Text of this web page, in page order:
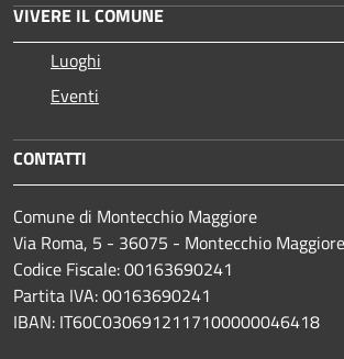
VIVERE IL COMUNE
Luoghi
Eventi
CONTATTI
Comune di Montecchio Maggiore
Via Roma, 5 - 36075 - Montecchio Maggiore
Codice Fiscale: 00163690241
Partita IVA: 00163690241
IBAN: IT60C0306912117100000046418